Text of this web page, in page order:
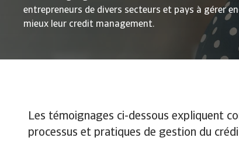
entrepreneurs de divers secteurs et pays à gérer
mieux leur credit management.
Les témoignages ci-dessous expliquent
processus et pratiques de gestion du